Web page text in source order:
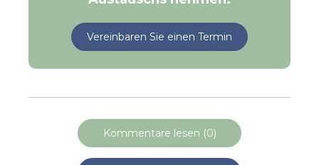
Vereinbaren Sie einen Termin
Kommentare lesen (0)